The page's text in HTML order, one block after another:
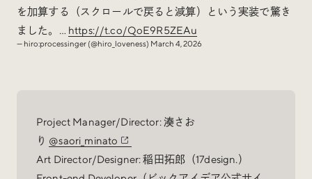
を加算する（スクロールで戻ると減算）という実装で驚き
ました。… https://t.co/QoE9R5ZEAu
— hiro:processinger (@hiro_loveness) March 4, 2026
Project Manager/Director: 湊さお
り @saori_minato
Art Director/Designer: 稲田拓郎（17design.）